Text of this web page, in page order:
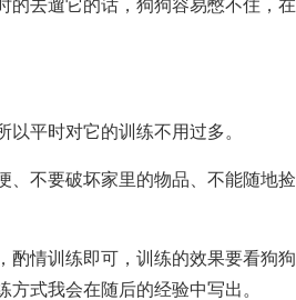
去遛它的话，狗狗容易憋不住，在
平时对它的训练不用过多。
不要破坏家里的物品、不能随地捡
情训练即可，训练的效果要看狗狗
式我会在随后的经验中写出。